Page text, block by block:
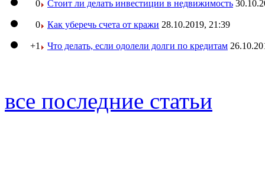
0 Стоит ли делать инвестиции в недвижимость
0 Как уберечь счета от кражи 28.10.2019, 21:39
+1 Что делать, если одолели долги по кредитам
все последние статьи